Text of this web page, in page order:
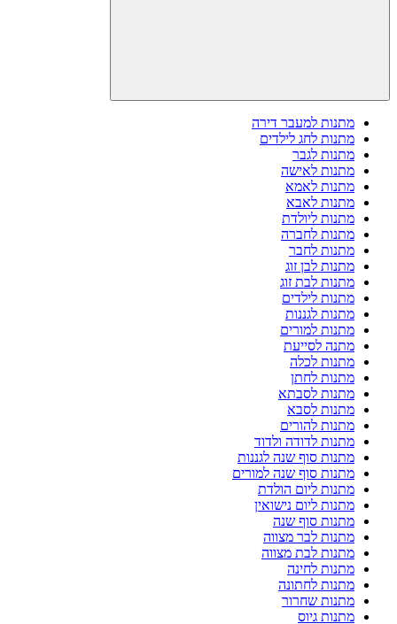
מתנות למעבר דירה
מתנות לחג לילדים
מתנות לגבר
מתנות לאישה
מתנות לאמא
מתנות לאבא
מתנות ליולדת
מתנות לחברה
מתנות לחבר
מתנות לבן זוג
מתנות לבת זוג
מתנות לילדים
מתנות לגננות
מתנות למורים
מתנה לסייעת
מתנות לכלה
מתנות לחתן
מתנות לסבתא
מתנות לסבא
מתנות להורים
מתנות לדודה ולדוד
מתנות סוף שנה לגננות
מתנות סוף שנה למורים
מתנות ליום הולדת
מתנות ליום נישואין
מתנות סוף שנה
מתנות לבר מצווה
מתנות לבת מצווה
מתנות לחינה
מתנות לחתונה
מתנות שחרור
מתנות גיוס